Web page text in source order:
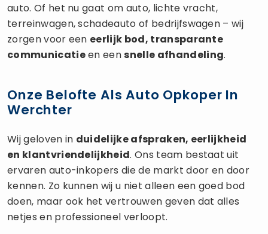
auto. Of het nu gaat om auto, lichte vracht,
terreinwagen, schadeauto of bedrijfswagen – wij
zorgen voor een eerlijk bod, transparante
communicatieen eensnelle afhandeling.
Onze Belofte Als Auto Opkoper In
Werchter
Wij geloven in duidelijke afspraken, eerlijkheid
en klantvriendelijkheid. Ons team bestaat uit
ervaren auto-inkopers die de markt door en door
kennen. Zo kunnen wij u niet alleen een goed bod
doen, maar ook het vertrouwen geven dat alles
netjes en professioneel verloopt.